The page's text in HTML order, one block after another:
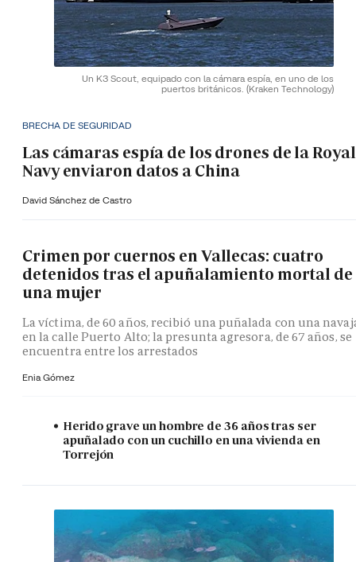
Un K3 Scout, equipado con la cámara espía, en uno de los
puertos británicos. (Kraken Technology)
BRECHA DE SEGURIDAD
Las cámaras espía de los drones de la Royal
Navy enviaron datos a China
David Sánchez de Castro
Crimen por cuernos en Vallecas: cuatro
detenidos tras el apuñalamiento mortal de
una mujer
La víctima, de 60 años, recibió una puñalada con una
en la calle Puerto Alto; la presunta agresora, de 67 años, se
encuentra entre los arrestados
Enia Gómez
Herido grave un hombre de 36 años tras ser
apuñalado con un cuchillo en una vivienda en
Torrejón